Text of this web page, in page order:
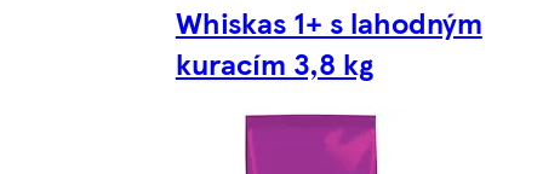
Whiskas 1+ s lahodným
kuracím 3,8 kg